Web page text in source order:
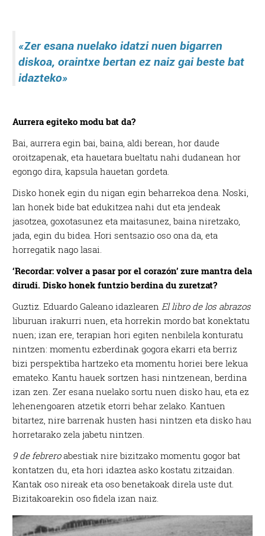
«Zer esana nuelakoidatzi nuen bigarren
diskoa, oraintxe bertanez naiz gai beste bat
idazteko»
Aurrera egiteko modu bat da?
Bai, aurrera egin bai, baina, aldi berean, hor daude
oroitzapenak, eta hauetara bueltatu nahi dudanean hor
egongo dira, kapsula hauetan gordeta.
Disko honek egin du nigan egin beharrekoa dena. Noski,
lan honek bide bat edukitzea nahi dut eta jendeak
jasotzea, goxotasunez eta maitasunez, baina niretzako,
jada, egin du bidea. Hori sentsazio oso ona da, eta
horregatik nago lasai.
‘Recordar: volver a pasar por el corazón’ zure mantra dela
dirudi. Disko honek funtzio berdina du zuretzat?
Guztiz. Eduardo Galeano idazlearen El libro de los abrazos
liburuan irakurri nuen, eta horrekin mordo bat konektatu
nuen; izan ere, terapian hori egiten nenbilela konturatu
nintzen: momentu ezberdinak gogora ekarri eta berriz
bizi perspektiba hartzeko eta momentu horiei bere lekua
emateko. Kantu hauek sortzen hasi nintzenean, berdina
izan zen. Zer esana nuelako sortu nuen disko hau, eta ez
lehenengoaren atzetik etorri behar zelako. Kantuen
bitartez, nire barrenak husten hasi nintzen eta disko hau
horretarako zela jabetu nintzen.
9 de febreroabestiak nire bizitzako momentu gogor bat
kontatzen du, eta hori idaztea asko kostatu zitzaidan.
Kantak oso nireak eta oso benetakoak direla uste dut.
Bizitakoarekin oso fidela izan naiz.